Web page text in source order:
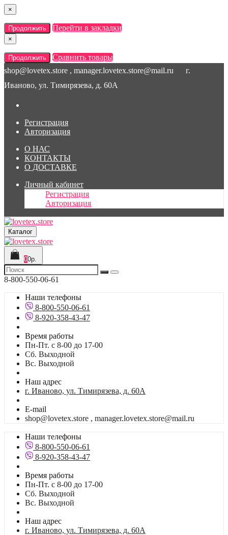
×
Продолжить Перейти в закладки
×
Продолжить
Сравнить товары
shop@lovetex.store , manager.lovetex.store@mail.ru
г.
Иваново, ул. Тимирязева, д. 60А
Регистрация
Авторизация
О НАС
КОНТАКТЫ
О ДОСТАВКЕ
Личный кабинет
Регистрация
Авторизация
Каталог
00р.
8-800-550-06-61
Наши телефоны
8-800-550-06-61
8-920-358-43-47
Время работы
Пн-Пт. с 8-00 до 17-00
Сб. Выходной
Вс. Выходной
Наш адрес
г. Иваново, ул. Тимирязева, д. 60А
E-mail
shop@lovetex.store , manager.lovetex.store@mail.ru
Наши телефоны
8-800-550-06-61
8-920-358-43-47
Время работы
Пн-Пт. с 8-00 до 17-00
Сб. Выходной
Вс. Выходной
Наш адрес
г. Иваново, ул. Тимирязева, д. 60А